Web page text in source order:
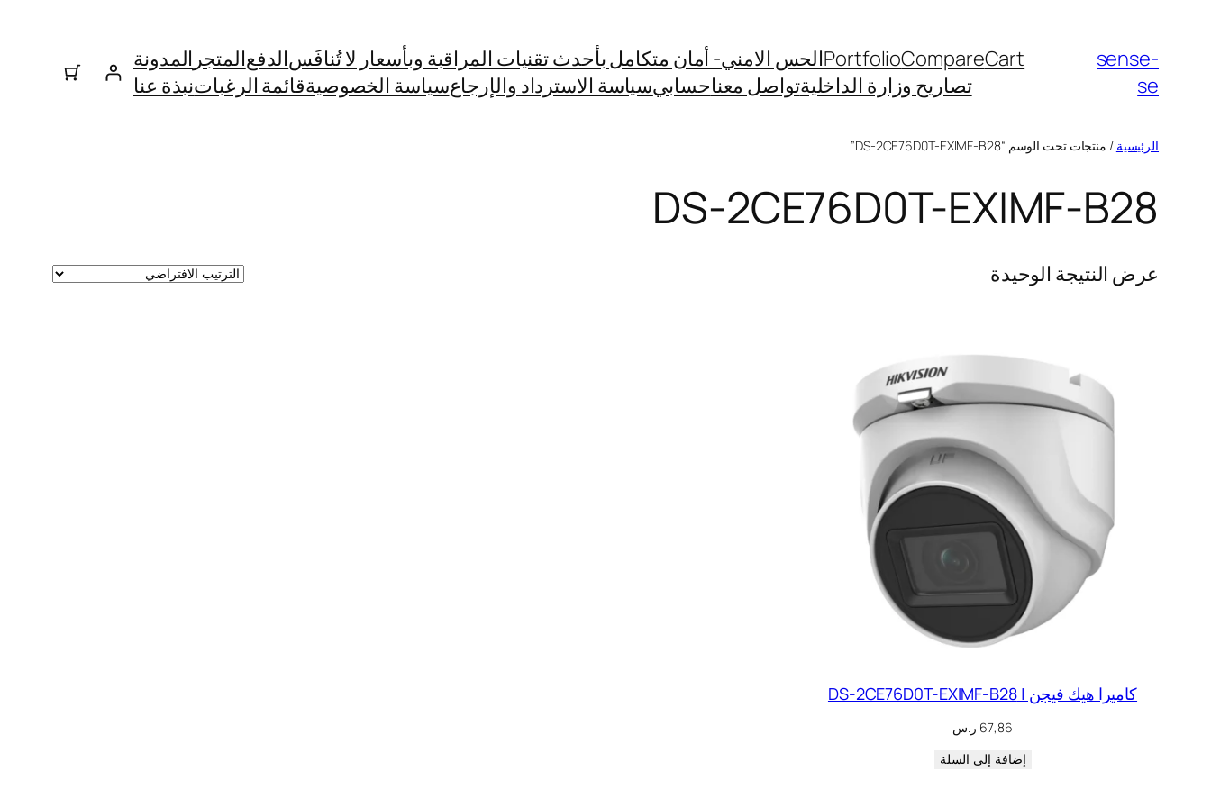
sense-
se
Cart
Compare
Portfolioالحس الامني- أمان متكامل بأحدث تقنيات المراقبة وبأسعار لا تُنافَسالدفعالمتجر المدونة
تصاريح وزارة الداخليةتواصل معناحسابيسياسة الاسترداد والإرجاعسياسة الخصوصيةقائمة الرغباتنبذة عنا
الرئيسية / منتجات تحت الوسم “DS-2CE76D0T-EXIMF-B28”
DS-2CE76D0T-EXIMF-B28
عرض النتيجة الوحيدة
كاميرا هيك فيجن | DS-2CE76D0T-EXIMF-B28
67,86 ر.س
إضافة إلى السلة